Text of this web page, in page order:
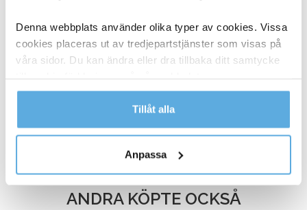
Denna webbplats använder olika typer av cookies. Vissa
cookies placeras ut av tredjepartstjänster som visas på
våra sidor. Du kan ändra eller dra tillbaka ditt samtycke
Läs mer i vår integritetspolicy om vilka vi är, hur du
kontaktar oss och på vilket sätt vi behandlar
Tillåt alla
Anpassa
Däcketikett MT400-005 Kärna 38mm Orange
101,6x74mm
511,25kr Köp
ANDRA KÖPTE OCKSÅ